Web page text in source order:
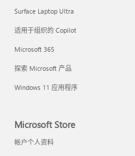
Surface Laptop Ultra
适用于组织的 Copilot
Microsoft 365
探索 Microsoft 产品
Windows 11 应用程序
Microsoft Store
帐户个人资料